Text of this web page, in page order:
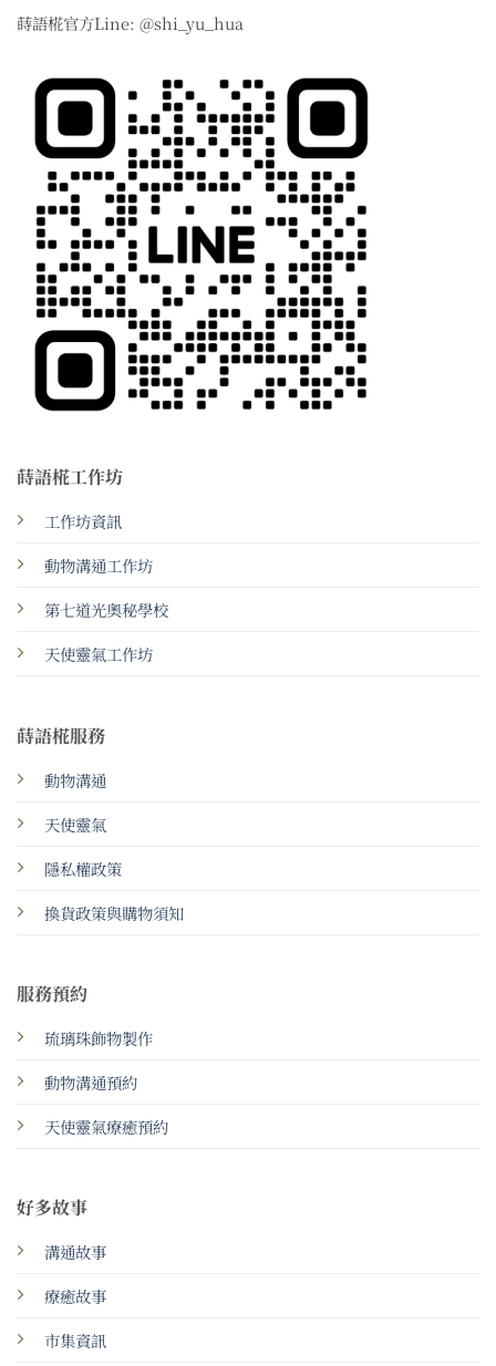
蒔語椛官方Line: @shi_yu_hua
蒔語椛工作坊
工作坊資訊
動物溝通工作坊
第七道光奧秘學校
天使靈氣工作坊
蒔語椛服務
動物溝通
天使靈氣
隱私權政策
換貨政策與購物須知
服務預約
琉璃珠飾物製作
動物溝通預約
天使靈氣療癒預約
好多故事
溝通故事
療癒故事
市集資訊